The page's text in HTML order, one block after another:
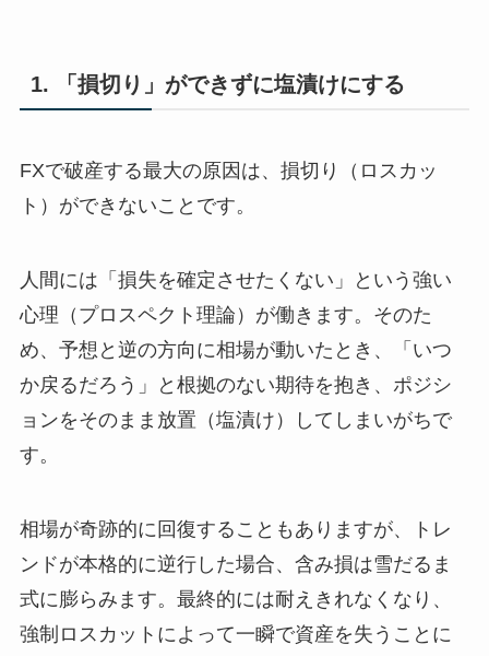
1. 「損切り」ができずに塩漬けにする
FXで破産する最大の原因は、損切り（ロスカッ
ト）ができないことです。
人間には「損失を確定させたくない」という強い
心理（プロスペクト理論）が働きます。そのた
め、予想と逆の方向に相場が動いたとき、「いつ
か戻るだろう」と根拠のない期待を抱き、ポジシ
ョンをそのまま放置（塩漬け）してしまいがちで
す。
相場が奇跡的に回復することもありますが、トレ
ンドが本格的に逆行した場合、含み損は雪だるま
式に膨らみます。最終的には耐えきれなくなり、
強制ロスカットによって一瞬で資産を失うことに